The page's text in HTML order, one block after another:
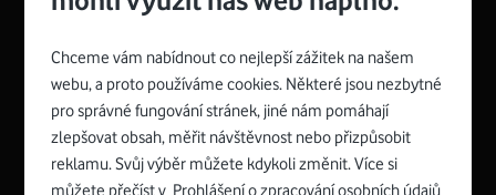
Zyxel VMG8623-T50B:
Rozměry modemu jsou 16 x 22 x 7,5 cm (včetně stojánku)
a nabízí 4 gigabitové LAN porty a bezdrátové připojení Wi-
Spojte se s Vodafonem
Chceme vám nabídnout co nejlepší zážitek na našem
webu, a proto používáme cookies. Některé jsou nezbytné
pro správné fungování stránek, jiné nám pomáhají
zlepšovat obsah, měřit návštěvnost nebo přizpůsobit
reklamu. Svůj výběr můžete kdykoli změnit. Více si
můžete přečíst v Prohlášení o zpracování osobních údajů